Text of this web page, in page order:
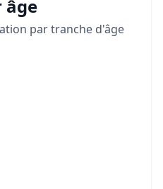
âge
par tranche d'âge